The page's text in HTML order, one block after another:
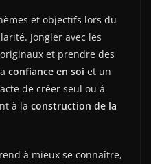
et objectifs lors du
Jongler avec les
et prendre des
confiance en soi et un
de créer seul ou à
à la construction de la
à mieux se connaître,